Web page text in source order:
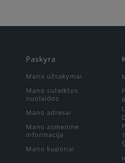
Paskyra
Mano užsakymai
Mano suteiktos
nuolaidos
Mano adresai
Mano asmeninė
informacija
Mano kuponai